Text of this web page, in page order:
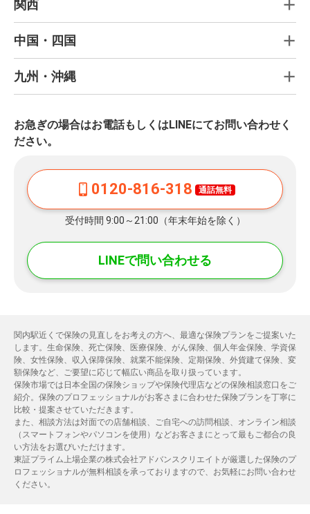
関西
中国・四国
九州・沖縄
お急ぎの場合はお電話もしくはLINEにてお問い合わせく
ださい。
0120-816-318 通話無料
受付時間 9:00～21:00（年末年始を除く）
LINEで問い合わせる
関内駅近くで保険の見直しをお考えの方へ、最適な保険プランをご提案いた
します。生命保険、死亡保険、医療保険、がん保険、個人年金保険、学資保
険、女性保険、収入保障保険、就業不能保険、定期保険、外貨建て保険、変
額保険など、ご要望に応じて幅広い商品を取り扱っています。
保険市場では日本全国の保険ショップや保険代理店などの保険相談窓口をご
紹介。保険のプロフェッショナルがお客さまに合わせた保険プランを丁寧に
比較・提案させていただきます。
また、相談方法は対面での店舗相談、ご自宅への訪問相談、オンライン相談
（スマートフォンやパソコンを使用）などお客さまにとって最もご都合の良
い方法をお選びいただけます。
東証プライム上場企業の株式会社アドバンスクリエイトが厳選した保険のプ
ロフェッショナルが無料相談を承っておりますので、お気軽にお問い合わせ
ください。